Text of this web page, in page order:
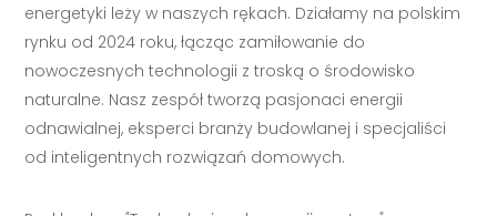
energetyki leży w naszych rękach. Działamy na polskim
rynku od 2024 roku, łącząc zamiłowanie do
nowoczesnych technologii z troską o środowisko
naturalne. Nasz zespół tworzą pasjonaci energii
odnawialnej, eksperci branży budowlanej i specjaliści
od inteligentnych rozwiązań domowych.